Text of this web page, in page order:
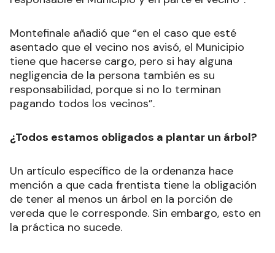
Montefinale añadió que “en el caso que esté
asentado que el vecino nos avisó, el Municipio
tiene que hacerse cargo, pero si hay alguna
negligencia de la persona también es su
responsabilidad, porque si no lo terminan
pagando todos los vecinos”.
¿Todos estamos obligados a plantar un árbol?
Un artículo específico de la ordenanza hace
mención a que cada frentista tiene la obligación
de tener al menos un árbol en la porción de
vereda que le corresponde. Sin embargo, esto en
la práctica no sucede.